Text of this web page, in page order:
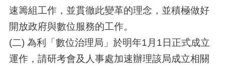
速籌組工作，並貫徹此變革的理念，並積極做好
開放政府與數位服務的工作。
(二) 為利「數位治理局」於明年1月1日正式成立
運作，請研考會及人事處加速辦理該局成立相關